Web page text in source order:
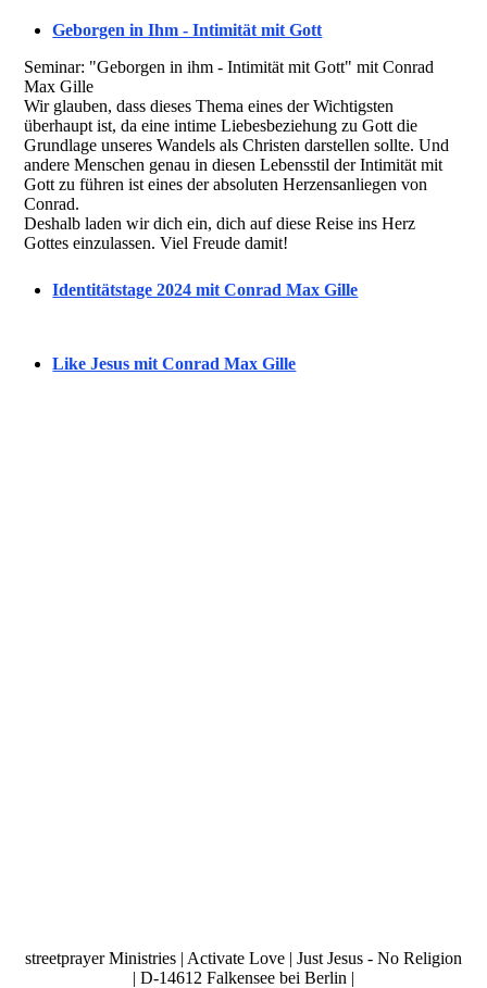
Geborgen in Ihm - Intimität mit Gott
Seminar: "Geborgen in ihm - Intimität mit Gott" mit Conrad
Max Gille
Wir glauben, dass dieses Thema eines der Wichtigsten
überhaupt ist, da eine intime Liebesbeziehung zu Gott die
Grundlage unseres Wandels als Christen darstellen sollte. Und
andere Menschen genau in diesen Lebensstil der Intimität mit
Gott zu führen ist eines der absoluten Herzensanliegen von
Conrad.
Deshalb laden wir dich ein, dich auf diese Reise ins Herz
Gottes einzulassen. Viel Freude damit!
Identitätstage 2024 mit Conrad Max Gille
Like Jesus mit Conrad Max Gille
streetprayer Ministries | Activate Love | Just Jesus - No Religion
| D-14612 Falkensee bei Berlin |